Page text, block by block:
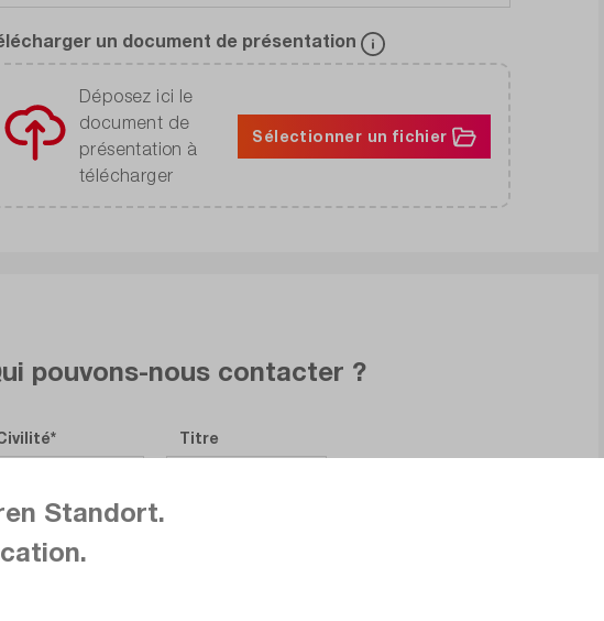
un document de présentation
Déposez ici le
document de
présentation à
télécharger
Sélectionner un fichier
pouvons-nous contacter ?
Titre
Standort.